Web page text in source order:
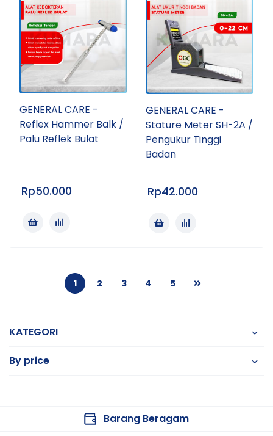
KATEGORI
By price
GENERAL CARE -
Reflex Hammer Balk /
Palu Reflek Bulat
Rp50.000
GENERAL CARE -
Stature Meter SH-2A /
Pengukur Tinggi
Badan
Rp42.000
1 2 3 4 5
Barang Beragam